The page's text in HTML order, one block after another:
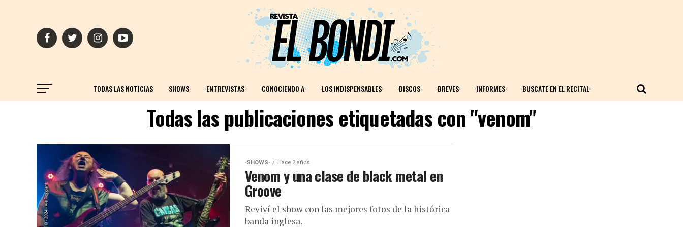
TODAS LAS NOTICIAS ·SHOWS· ·ENTREVISTAS· ·CONOCIENDO A· ·LOS INDISPENSABLES· ·DISCOS· ·BREVES· ·INFORMES· ·BUSCATE EN EL RECITAL·
Todas las publicaciones etiquetadas con "venom"
·SHOWS· Hace 2 años
Venom y una clase de black metal en
Groove
Reviví el show con las mejores fotos de la histórica
banda inglesa.